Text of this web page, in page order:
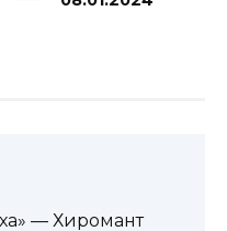
— Хиромант